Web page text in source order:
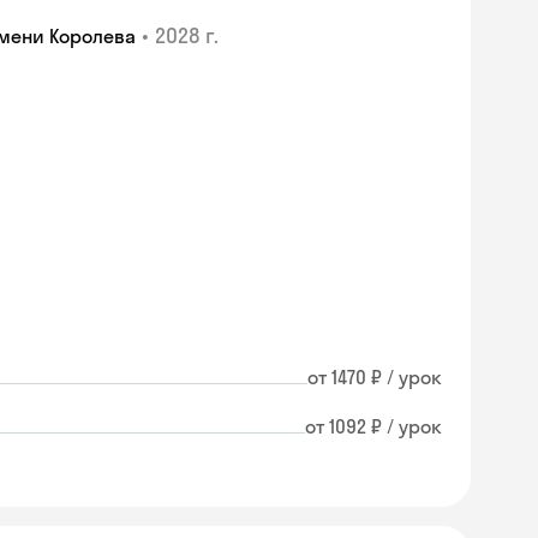
Королева • 2028 г.
от 1470 ₽ / урок
от 1092 ₽ / урок